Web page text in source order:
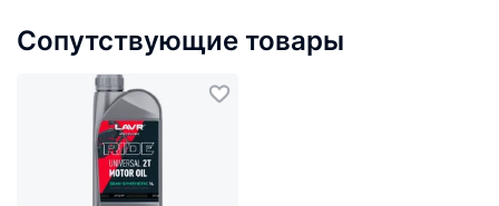
Сопутствующие товары